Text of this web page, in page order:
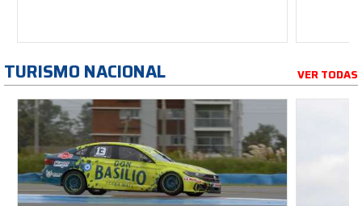
TURISMO NACIONAL VER TODAS